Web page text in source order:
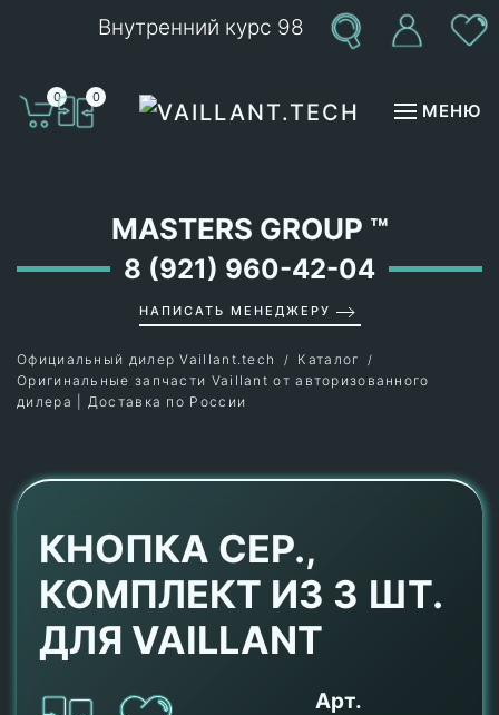
Внутренний курс 98
0 0
МЕНЮ
MASTERS GROUP ™
8 (921) 960-42-04
НАПИСАТЬ МЕНЕДЖЕРУ
Официальный дилер Vaillant.tech
Каталог
Оригинальные запчасти Vaillant от авторизованного
дилера | Доставка по России
КНОПКА СЕР.,
КОМПЛЕКТ ИЗ 3 ШТ.
ДЛЯ VAILLANT
Арт.